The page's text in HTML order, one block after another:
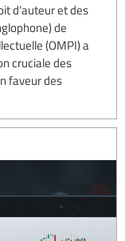
d’auteur et des
de
(OMPI) a
cruciale des
faveur des